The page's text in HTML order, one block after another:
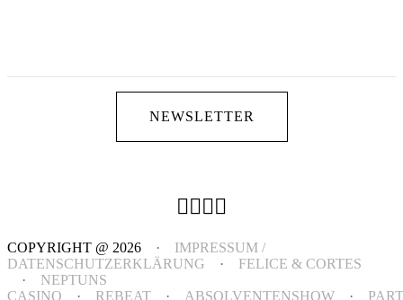
NEWSLETTER
COPYRIGHT @ 2026 ·
IMPRESSUM /
DATENSCHUTZERKLÄRUNG
·
FELICE & CORTES
·
NEPTUNS
CASINO
· REBEAT · ABSOLVENTENSHOW ·